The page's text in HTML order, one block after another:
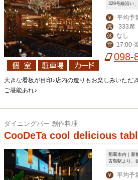
329号線沿い
￥ 平均予
席 333席
休 なし
営
17:00-
祝前17:00-
098-
大きな看板が目印♪店内の造りもお楽しみいただ
ご堪能あれ♪
ダイニングバー 創作料理
CooDeTa cool delicious
那覇市内｜新
古島駅より、
￥ 平均予